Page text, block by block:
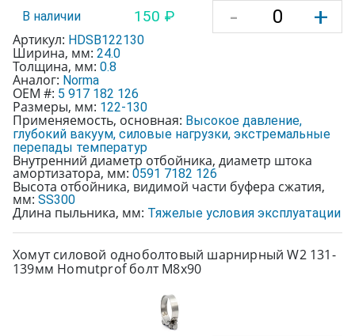
В наличии 150 ₽ - +
Артикул: HDSB122130
Ширина, мм: 24.0
Толщина, мм: 0.8
Аналог: Norma
OEM #: 5 917 182 126
Размеры, мм: 122-130
Применяемость, основная: Высокое давление,
глубокий вакуум, силовые нагрузки, экстремальные
перепады температур
Внутренний диаметр отбойника, диаметр штока
амортизатора, мм: 0591 7182 126
Высота отбойника, видимой части буфера сжатия,
мм: SS300
Длина пыльника, мм: Тяжелые условия эксплуатации
Хомут силовой одноболтовый шарнирный W2 131-
139мм Homutprof болт М8х90